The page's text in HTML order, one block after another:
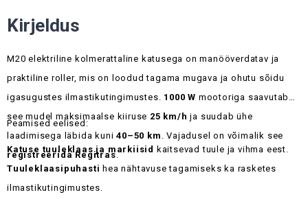
Kirjeldus
M20 elektriline kolmerattaline katusega on manööverdatav ja
praktiline roller, mis on loodud tagama mugava ja ohutu sõidu
igasugustes ilmastikutingimustes. 1000 W mootoriga saavutab
see mudel maksimaalse kiiruse 25 km/h ja suudab ühe
laadimisega läbida kuni40–50 km . Vajadusel on võimalik see
registreerida Regitras .
Peamised eelised:
Katuse tuuleklaas ja markiisid kaitsevad tuule ja vihma eest.
Tuuleklaasipuhasti hea nähtavuse tagamiseks ka rasketes
ilmastikutingimustes.